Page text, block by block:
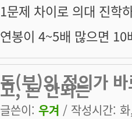
1문제 차이로 의대 진학
연봉이 4~5배 많으면
돈(부)의 정의가
고, 돈 안되는
글쓴이: 우겨 / 작성시간: